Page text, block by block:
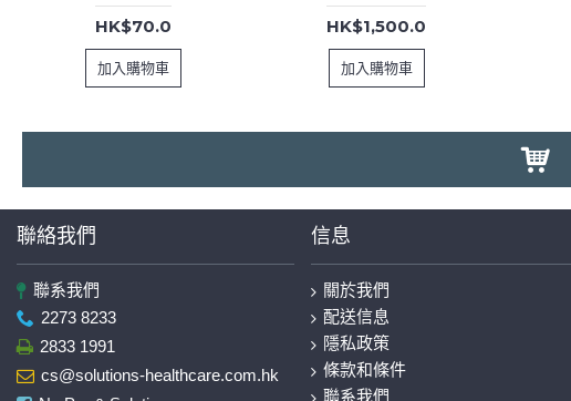
HK$70.0
加入購物車
HK$1,500.0
加入購物車
聯絡我們
聯系我們
2273 8233
2833 1991
cs@solutions-healthcare.com.hk
信息
關於我們
配送信息
隱私政策
條款和條件
聯系我們